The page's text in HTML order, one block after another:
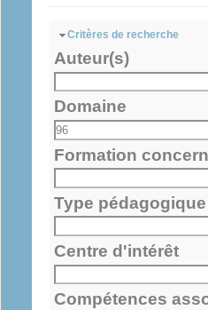
Masquer
Critères de recherche
Auteur(s)
Domaine
Formation
Type pédagogique
Centre d'intérêt
Compétences